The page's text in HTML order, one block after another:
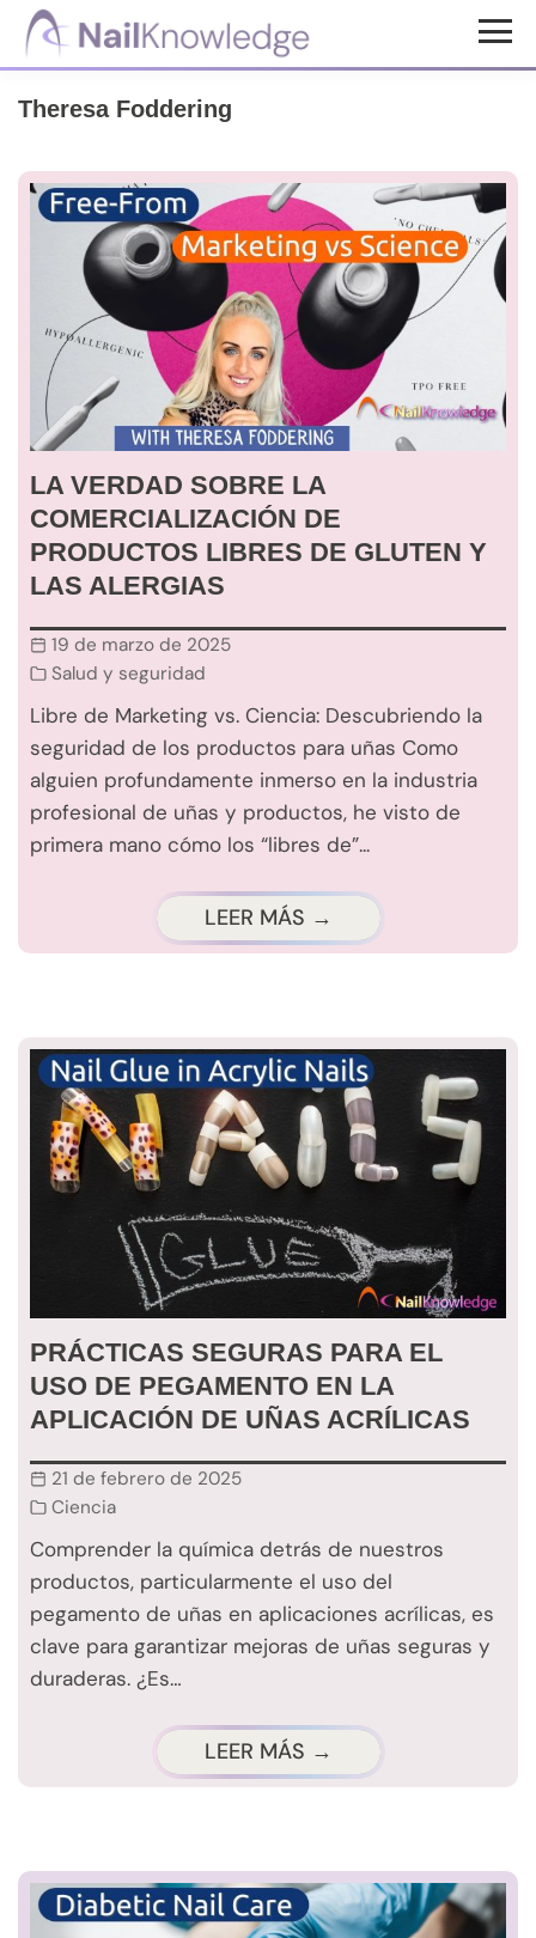
Saltar
principal
Saltar
de
Conocimientos
de
uñas
Theresa Foddering
LA VERDAD SOBRE LA
COMERCIALIZACIÓN DE
PRODUCTOS LIBRES DE GLUTEN Y
LAS ALERGIAS
19 de marzo de 2025
Salud y seguridad
Libre de Marketing vs. Ciencia: Descubriendo la
seguridad de los productos para uñas Como
alguien profundamente inmerso en la industria
profesional de uñas y productos, he visto de
primera mano cómo los “libres de”...
LEER MÁS →
PRÁCTICAS SEGURAS PARA EL
USO DE PEGAMENTO EN LA
APLICACIÓN DE UÑAS ACRÍLICAS
21 de febrero de 2025
Ciencia
Comprender la química detrás de nuestros
productos, particularmente el uso del
pegamento de uñas en aplicaciones acrílicas, es
clave para garantizar mejoras de uñas seguras y
duraderas. ¿Es…
LEER MÁS →